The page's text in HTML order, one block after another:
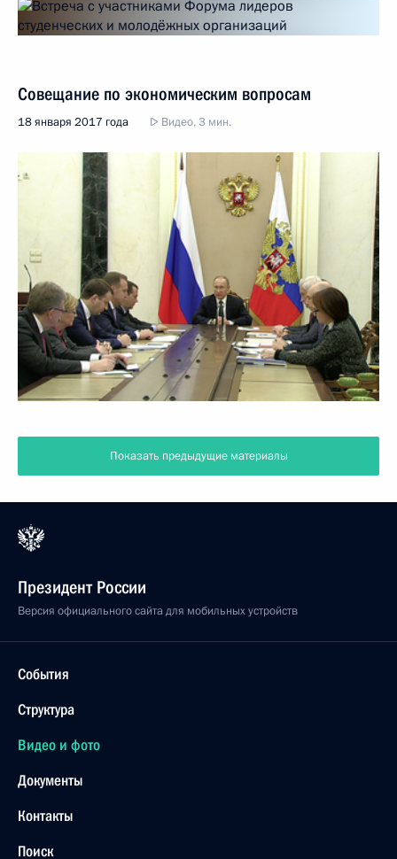
Совещание по экономическим вопросам
18 января 2017 года Видео, 3 мин.
Показать предыдущие материалы
Президент России
Версия официального сайта для мобильных устройств
События
Структура
Видео и фото
Документы
Контакты
Поиск